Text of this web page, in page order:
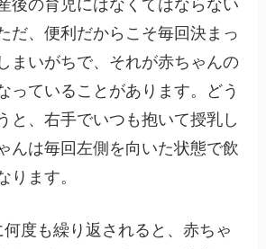
後の育児にはなくてはならない
だ、便利だからこそ毎回決まっ
まいがちで、それが赤ちゃんの
っていることがあります。どう
と、右手でいつも抱いて授乳し
んは毎回左側を向いた状態で飲
ります。
度も繰り返されると、赤ちゃ